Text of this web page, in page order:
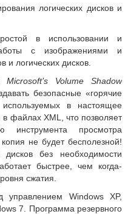
логических дисков и
в использовании и
с изображениями и
логических дисков.
Volume Shadow
безопасные «горячие
в настоящее
файлах XML, что позволяет
просмотра
не будет бесполезной!
без необходимости
быстрее, чем когда-
сжатия.
управлением Windows XP,
7. Программа резервного